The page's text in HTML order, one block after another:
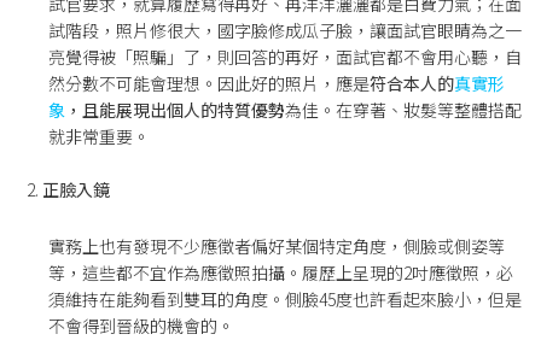
試階段，照片修很大，國字臉修成瓜子臉，讓面試官眼睛為之一
亮覺得被「照騙」了，則回答的再好，面試官都不會用心聽，自
然分數不可能會理想。因此好的照片，應是符合本人的真實形
象 ，且能展現出個人的特質優勢為佳。在穿著、妝髮等整體搭配
就非常重要。
正臉入鏡
實務上也有發現不少應徵者偏好某個特定角度，側臉或側姿等
等，這些都不宜作為應徵照拍攝。履歷上呈現的2吋應徵照，必
須維持在能夠看到雙耳的角度。側臉45度也許看起來臉小，但是
不會得到晉級的機會的。